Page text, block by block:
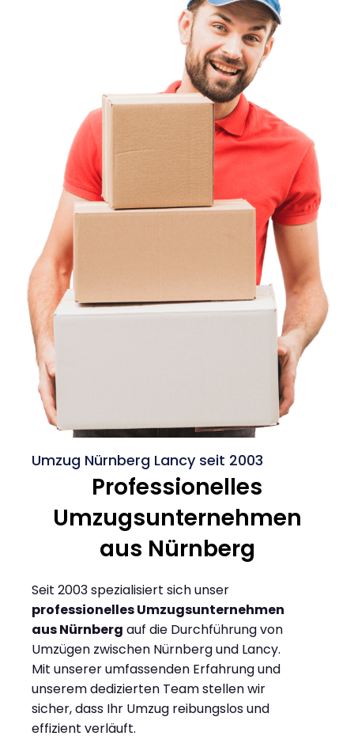
Umzug Nürnberg Lancy seit 2003
Professionelles
Umzugsunternehmen
aus Nürnberg
Seit 2003 spezialisiert sich unser
professionelles Umzugsunternehmen
aus Nürnberg auf die Durchführung von
Umzügen zwischen Nürnberg und Lancy.
Mit unserer umfassenden Erfahrung und
unserem dedizierten Team stellen wir
sicher, dass Ihr Umzug reibungslos und
effizient verläuft.